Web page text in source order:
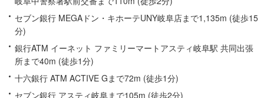
セブン銀行 MEGAドン・キホーテUNY岐阜店まで1,135m (徒歩15
分)
銀行ATM イーネット ファミリーマートアスティ岐阜駅 共同出張
所まで40m (徒歩1分)
十六銀行 ATM ACTIVE Gまで72m (徒歩1分)
セブン銀行 アスティ岐阜まで105m (徒歩2分)